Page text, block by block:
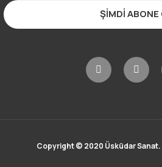
ŞİMDİ ABONE
Copyright © 2020 Üsküdar Sanat.